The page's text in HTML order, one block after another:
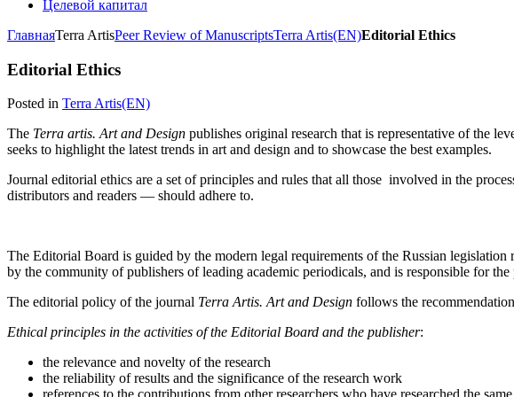
Целевой капитал
ГлавнаяTerra ArtisPeer Review of ManuscriptsTerra Artis(EN)Editorial Ethics
Editorial Ethics
Posted in Terra Artis(EN)
The Terra artis. Art and Design publishes original research that is representative of the
seeks to highlight the latest trends in art and design and to showcase the best examples.
Journal editorial ethics are a set of principles and rules that all those involved in the
distributors and readers — should adhere to.
The Editorial Board is guided by the modern legal requirements of the Russian
by the community of publishers of leading academic periodicals, and is responsible for
The editorial policy of the journal TerraArtis. Art and Design follows the
Ethical principles in the activities of the Editorial Board and the publisher:
the relevance and novelty of the research
the reliability of results and the significance of the research work